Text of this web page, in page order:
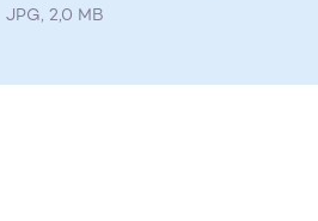
JPG, 2,0 MB